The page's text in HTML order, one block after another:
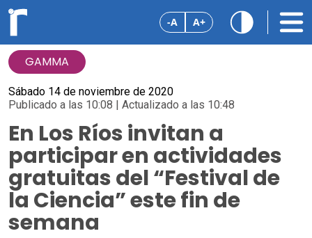
-A A+
GAMMA
Sábado 14 de noviembre de 2020
Publicado a las 10:08 | Actualizado a las 10:48
En Los Ríos invitan a
participar en actividades
gratuitas del “Festival de
la Ciencia” este fin de
semana